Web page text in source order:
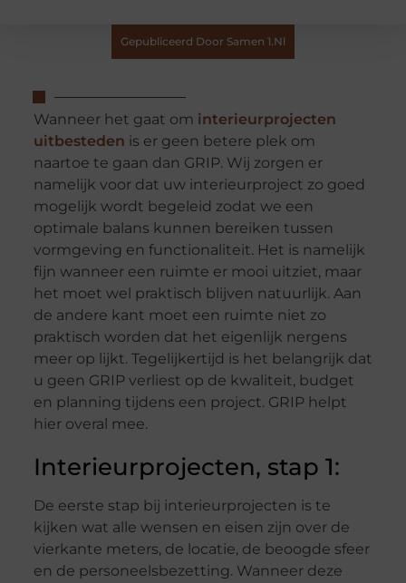
Gepubliceerd Door Samen 1.nl
Wanneer het gaat om interieurprojecten
uitbesteden is er geen betere plek om
naartoe te gaan dan GRIP. Wij zorgen er
namelijk voor dat uw interieurproject zo goed
mogelijk wordt begeleid zodat we een
optimale balans kunnen bereiken tussen
vormgeving en functionaliteit. Het is namelijk
fijn wanneer een ruimte er mooi uitziet, maar
het moet wel praktisch blijven natuurlijk. Aan
de andere kant moet een ruimte niet zo
praktisch worden dat het eigenlijk nergens
meer op lijkt. Tegelijkertijd is het belangrijk dat
u geen GRIP verliest op de kwaliteit, budget
en planning tijdens een project. GRIP helpt
hier overal mee.
Interieurprojecten, stap 1:
De eerste stap bij interieurprojecten is te
kijken wat alle wensen en eisen zijn over de
vierkante meters, de locatie, de beoogde sfeer
en de personeelsbezetting. Wanneer deze